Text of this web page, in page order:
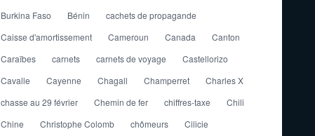
Burkina Faso
Bénin
cachets de propagande
Caisse d'amortissement
Cameroun Canada
Canton
Caraïbes
carnets carnets de voyage
Castellorizo
Cavalle
Cayenne Chagall Champerret
Charles X
chasse au 29 février
Chemin de fer chiffres-taxe
Chili
Chine
Christophe Colomb chômeurs
Cilicie